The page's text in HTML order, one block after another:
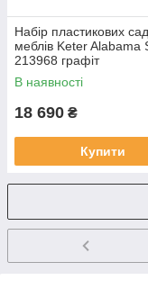
Набір пластикових
меблів Keter Alabama
213968 графіт
В наявності
18 690 ₴
Купити